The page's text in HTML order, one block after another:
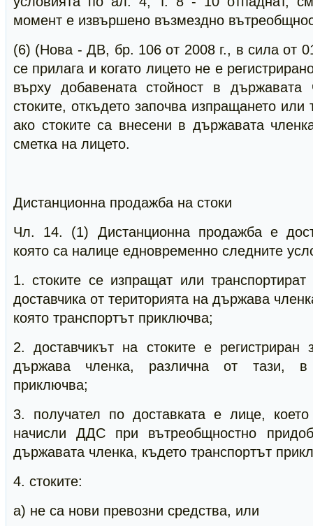
момент е извършено възмездно
(6) (Нова - ДВ, бр. 106 от 2008 г., в сила от
се прилага и когато лицето не е
върху добавената стойност в
стоките, откъдето започва изпращането или
ако стоките са внесени в държавата
сметка на лицето.
Дистанционна продажба на стоки
Чл. 14. (1) Дистанционна продажба е
която са налице едновременно следните
1. стоките се изпращат или
доставчика от територията на държава
която транспортът приключва;
2. доставчикът на стоките е
държава членка, различна от тази, в
приключва;
3. получател по доставката е лице,
начисли ДДС при вътреобщностно
държавата членка, където транспортът
4. стоките:
а) не са нови превозни средства, или